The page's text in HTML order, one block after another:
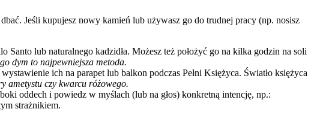
Jeśli kupujesz nowy kamień lub używasz go do trudnej pracy (np. nosisz
Santo lub naturalnego kadzidła. Możesz też położyć go na kilka godzin na soli
dym to najpewniejsza metoda.
ich na parapet lub balkon podczas Pełni Księżyca. Światło księżyca
ametystu czy kwarcu różowego.
oddech i powiedz w myślach (lub na głos) konkretną intencję, np.:
strażnikiem.